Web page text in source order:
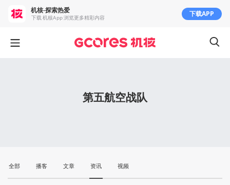
第五航空战队
全部 播客 文章 资讯 视频
机核-探索热爱
下载 机核App 浏览更多精彩内容 下载APP